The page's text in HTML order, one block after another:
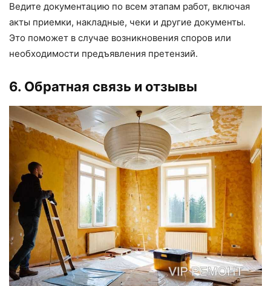
Ведите документацию по всем этапам работ, включая
акты приемки, накладные, чеки и другие документы.
Это поможет в случае возникновения споров или
необходимости предъявления претензий.
6. Обратная связь и отзывы